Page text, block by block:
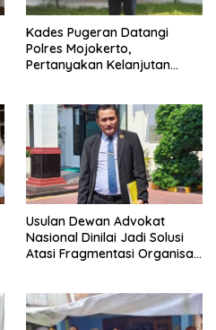
Kades Pugeran Datangi
Polres Mojokerto,
Pertanyakan Kelanjutan
Usulan Dewan Advokat
Nasional Dinilai Jadi Solusi
Atasi Fragmentasi Organisasi